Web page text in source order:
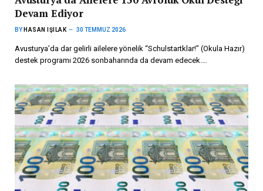
Devam Ediyor
BY HASAN IŞILAK 30 TEMMUZ 2026
Avusturya’da dar gelirli ailelere yönelik “Schulstartklar!” (Okula Hazır)
destek programı 2026 sonbaharında da devam edecek.…